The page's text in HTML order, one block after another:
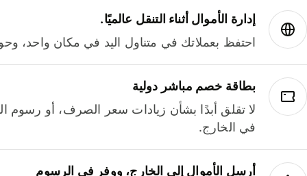
إدارة الأموال أثناء التنقل عالميًا.
احتفظ بعملاتك في متناول اليد في مكان واحد،
بطاقة خصم مباشر دولية
لا تقلق أبدًا بشأن زيادات سعر الصرف، أو رسوم
في الخارج.
أرسل الأموال إلى الخارج، ووفر في الرسوم